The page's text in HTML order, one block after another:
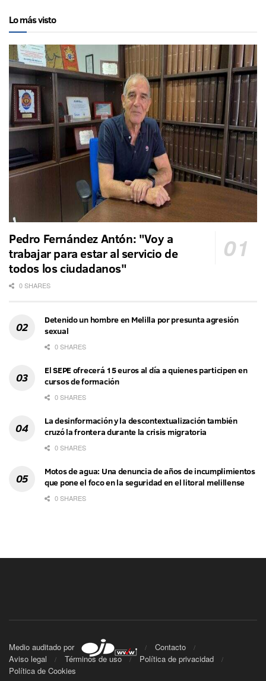
Lo más visto
Pedro Fernández Antón: "Voy a
trabajar para estar al servicio de
todos los ciudadanos"
0 SHARES
Detenido un hombre en Melilla por presunta agresión
sexual
0 SHARES
El SEPE ofrecerá 15 euros al día a quienes participen en
cursos de formación
0 SHARES
La desinformación y la descontextualización también
cruzó la frontera durante la crisis migratoria
0 SHARES
Motos de agua: Una denuncia de años de incumplimientos
que pone el foco en la seguridad en el litoral melillense
0 SHARES
Medio auditado por
Contacto
Aviso legal
Términos de uso
Política de privacidad
Política de Cookies